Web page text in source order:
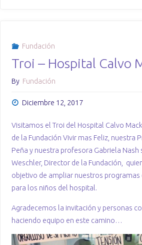
Fundación
Troi – Hospital Calvo
By Fundación
Diciembre 12, 2017
Visitamos el Troi del Hospital Calvo
de la Fundación Vivir mas Feliz, nuestra
Peña y nuestra profesora Gabriela Nash
Weschler, Director de la Fundación,
objetivo de ampliar nuestros programas
para los niños del hospital.
Agradecemos la invitación y personas
haciendo equipo en este camino…